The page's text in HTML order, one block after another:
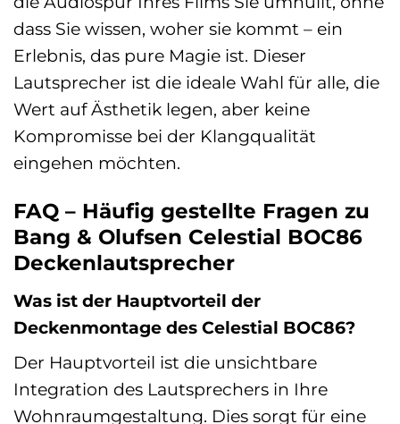
dass Sie wissen, woher sie kommt – ein
Erlebnis, das pure Magie ist. Dieser
Lautsprecher ist die ideale Wahl für alle, die
Wert auf Ästhetik legen, aber keine
Kompromisse bei der Klangqualität
eingehen möchten.
FAQ – Häufig gestellte Fragen zu
Bang & Olufsen Celestial BOC86
Deckenlautsprecher
Was ist der Hauptvorteil der
Deckenmontage des Celestial BOC86?
Der Hauptvorteil ist die unsichtbare
Integration des Lautsprechers in Ihre
Wohnraumgestaltung. Dies sorgt für eine